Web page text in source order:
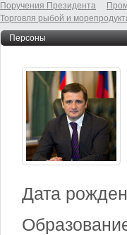
Поручения Президента
Торговля рыбой и
Персоны
Дата